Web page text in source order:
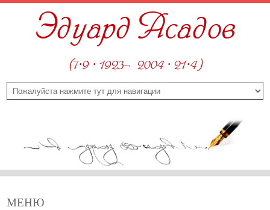
Эдуард Асадов
(7·9 · 1923—2004 · 21·4)
МЕНЮ